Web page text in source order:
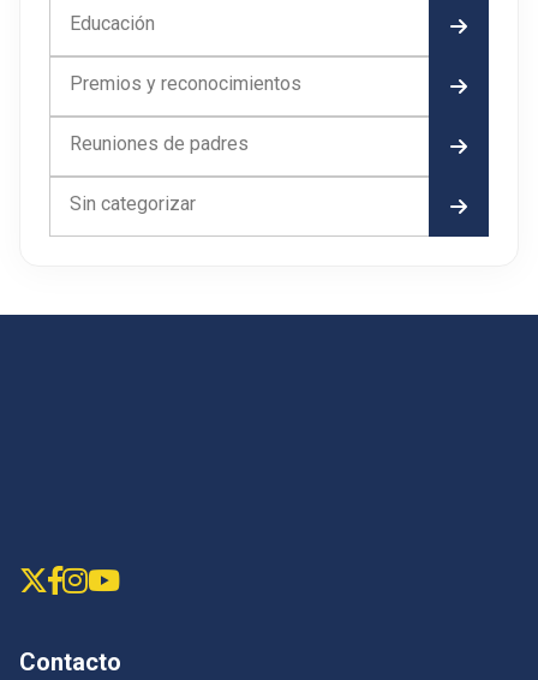
Educación
Premios y reconocimientos
Reuniones de padres
Sin categorizar
Contacto